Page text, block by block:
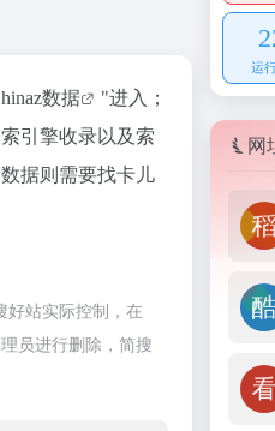
数据
"进入；
引擎收录以及索
据则需要找卡儿
好站实际控制，在
员进行删除，简搜
运
网